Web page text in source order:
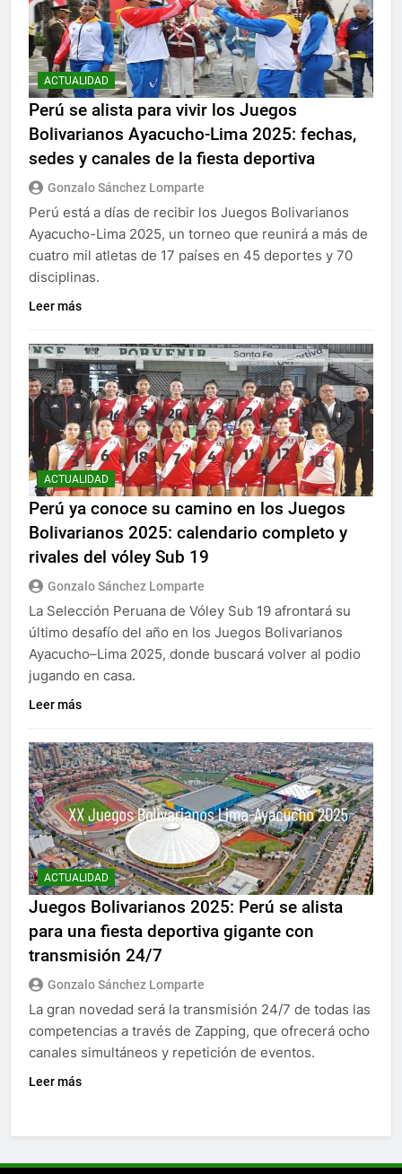
ACTUALIDAD
Perú se alista para vivir los Juegos
Bolivarianos Ayacucho-Lima 2025: fechas,
sedes y canales de la fiesta deportiva
Gonzalo Sánchez Lomparte
Perú está a días de recibir los Juegos Bolivarianos
Ayacucho-Lima 2025, un torneo que reunirá a más de
cuatro mil atletas de 17 países en 45 deportes y 70
disciplinas.
Leer más
ACTUALIDAD
Perú ya conoce su camino en los Juegos
Bolivarianos 2025: calendario completo y
rivales del vóley Sub 19
Gonzalo Sánchez Lomparte
La Selección Peruana de Vóley Sub 19 afrontará su
último desafío del año en los Juegos Bolivarianos
Ayacucho–Lima 2025, donde buscará volver al podio
jugando en casa.
Leer más
ACTUALIDAD
Juegos Bolivarianos 2025: Perú se alista
para una fiesta deportiva gigante con
transmisión 24/7
Gonzalo Sánchez Lomparte
La gran novedad será la transmisión 24/7 de todas las
competencias a través de Zapping, que ofrecerá ocho
canales simultáneos y repetición de eventos.
Leer más